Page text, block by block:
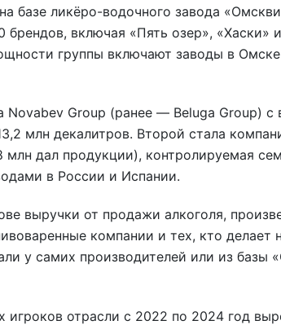
базе ликёро-водочного завода
брендов, включая «Пять озер», «Хаски»
группы включают заводы в
Novabev Group (ранее — Beluga Group) с
млн декалитров. Второй стала
дал продукции), контролируемая
в России и Испании.
выручки от продажи алкоголя,
компании и тех, кто делает
у самих производителей или из базы
отрасли с 2022 по 2024 год